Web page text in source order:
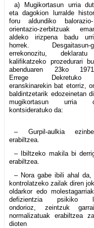
a) Mugikortasun urria
eta dagokion lurralde
foru aldundiko
orientazio-zerbitzuak
aldeko irizpena badu
horrek. Desgaitasun-
errekonozitu,
kalifikatzeko prozedurari
abenduaren 23ko
Errege
eranskinarekin bat etorriz,
baldintzetarik edozeinetan
mugikortasun urria
kontsideratuko da:
– Gurpil-aulkia
erabiltzea.
– Ibiltzeko makila bi
erabiltzea.
– Nora gabe ibili ahal da,
kontrolatzeko zailak diren
oldarkor edo
defizientzia psikiko
ondorioz, zeintzuk
normalizatuak erabiltzea
dioten